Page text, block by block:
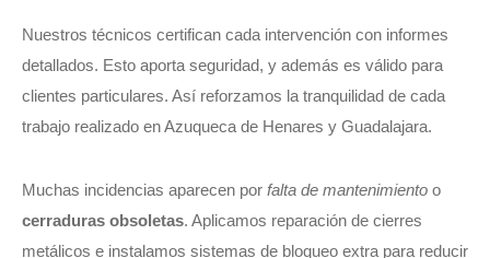
Nuestros técnicos certifican cada intervención con informes
detallados. Esto aporta seguridad, y además es válido para
clientes particulares. Así reforzamos la tranquilidad de cada
trabajo realizado en Azuqueca de Henares y Guadalajara.
Muchas incidencias aparecen por falta de mantenimiento o
cerraduras obsoletas. Aplicamos reparación de cierres
metálicos e instalamos sistemas de bloqueo extra para reducir